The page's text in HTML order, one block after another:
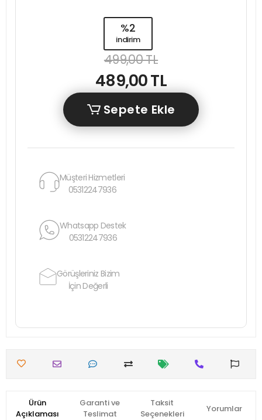
%2
indirim
499,00 TL
489,00 TL
Sepete Ekle
Müşteri Hizmetleri
05312247936
Whatsapp Destek
05312247936
Görüşleriniz Bizim
İçin Değerli
Ürün
Açıklaması
Garanti ve
Teslimat
Taksit
Seçenekleri
Yorumlar